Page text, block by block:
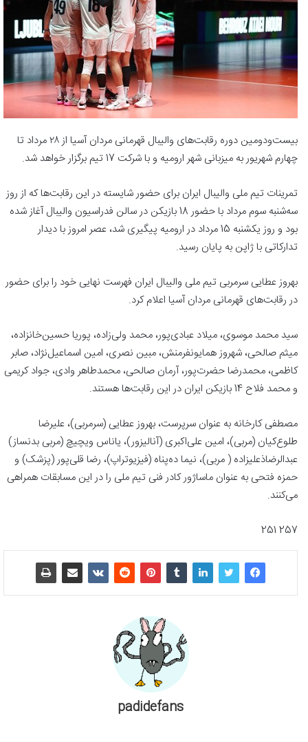
بیست‌ودومین دوره رقابت‌های والیبال قهرمانی مردان آسیا از ۲۸ مرداد تا
چهارم شهریور به میزبانی شهر ارومیه و با شرکت 17 تیم برگزار خواهد شد.
تمرینات تیم ملی والیبال ایران برای حضور شایسته در این رقابت‌ها که از روز
سه‌شنبه سوم مرداد با حضور 18 بازیکن در سالن فدراسیون والیبال آغاز شده
بود و روز یکشنبه 15 مرداد در ارومیه پیگیری شد، عصر امروز با دیدار
تدارکاتی با ژاپن به پایان رسید.
بهروز عطایی سرمربی تیم ملی والیبال ایران فهرست نهایی خود را برای حضور
در رقابت‌های قهرمانی مردان آسیا اعلام کرد.
سید محمد موسوی، میلاد عبادی‌پور، محمد ولی‌زاده، پوریا حسین‌خانزاده،
میثم صالحی، شهروز همایونفرمنش، مبین نصری، امین اسماعیل‌نژاد، صابر
کاظمی، محمدرضا حضرت‌پور، آرمان صالحی، محمدطاهر وادی، جواد کریمی
و محمد فلاح 14 بازیکن ایران در این رقابت‌ها هستند.
مصطفی کارخانه به عنوان سرپرست، بهروز عطایی (سرمربی)، علیرضا
طلوع‌کیان (مربی)، امین علی‌اکبری (آنالیزور)، یاناس ویچیچ (مربی بدنساز)
عبدالرضاذعلیزاده ( مربی)، نیما ده‌پناه (فیزیوتراپ)، رضا قلی‌پور (پزشک) و
حمزه فتحی به عنوان ماساژور کادر فنی تیم ملی را در این مسابقات همراهی
می‌کنند.
257 251
padidefans